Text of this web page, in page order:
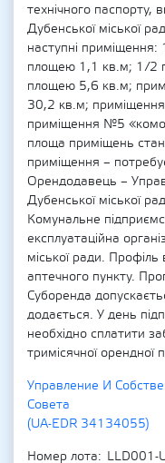
технічного паспорту,
Дубенської міської
наступні
площею 1,1 кв.м; 1/2
площею 5,6 кв.м;
30,2 кв.м;
приміщення №5
площа приміщень
приміщення –
Орендодавець –
Дубенської міської
Комунальне
експлуатаційна
міської ради.
аптечного пункту.
Суборенда
додається. У день
необхідно сплатити
тримісячної орендної
Управление И
Совета
(UA-EDR 34134055)
Номер лота
LLD001-